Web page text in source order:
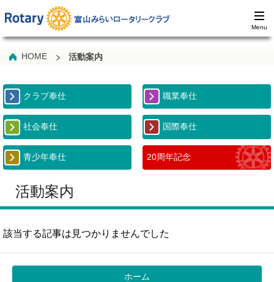
HOME 活動案内
活動案内
該当する記事は見つかりませんでした
クラブ奉仕 職業奉仕
社会奉仕 国際奉仕
青少年奉仕 20周年記念
ホーム